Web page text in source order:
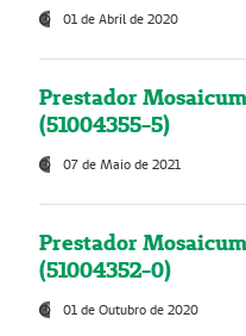
01 de Abril de 2020
Prestador
(51004355-5)
07 de Maio de 2021
Prestador
(51004352-0)
01 de Outubro de 2020